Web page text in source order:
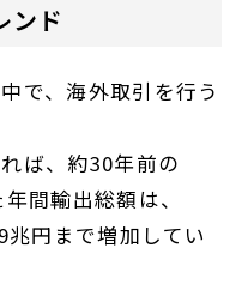
ンド
で、海外取引を行う
ば、約30年前の
間輸出総額は、
円まで増加してい